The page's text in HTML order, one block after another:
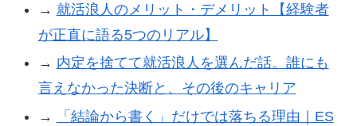
→ 就活浪人のメリット・デメリット【経験者
が正直に語る5つのリアル】
→ 内定を捨てて就活浪人を選んだ話。誰にも
言えなかった決断と、その後のキャリア
→
「結論から書く」だけでは落ちる理由｜ES